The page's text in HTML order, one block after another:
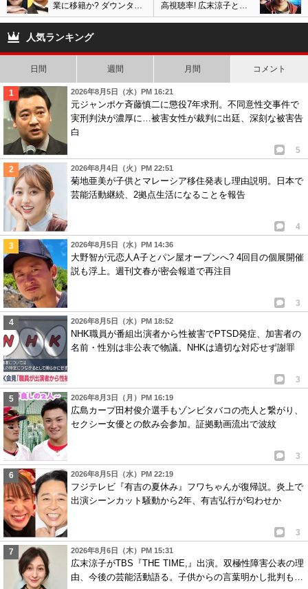
業に移籍か? ダウンタウ
ン松本人志と親交深く、
ガキ使とすべらない話出
演は布石?
高視聴率! 広末涼子と内
田有紀共演の『ナオミと
人気ランキング
日間 週間 月間 コメント
2026年8月5日（水）PM 16:21
元ジャンポケ斉藤慎二に懲役7年求刑。不同意性交事件で
実刑判決が濃厚に…被害女性が裁判に出廷、深刻な被害告
白
5
2026年8月4日（火）PM 22:51
菊地亜美が子供とマレーシア移住発表し理由説明。日本で
芸能活動継続、2拠点生活になることを報告
4
2026年8月5日（水）PM 14:36
大野智が元恋人A子とパン屋オープンへ? 4回目の個展開催
説も浮上。週刊文春が密会報道で再注目
3
2026年8月5日（水）PM 18:52
NHK職員が番組出演者から性被害でPTSD発症、加害者の
名前・性別は非公表で物議。NHKは適切な対応せず謝罪
3
2026年8月3日（月）PM 16:19
広島カープ田村俊介選手もゾンビタバコの売人と繋がり、
セクシー女優との飲み会参加。証拠動画流出で波紋
3
2026年8月5日（水）PM 22:19
フジテレビ『有吉の夏休み』フワちゃんが復帰説。炎上で
出演シーンカット騒動から2年、有吉弘行が匂わせか
3
2026年8月6日（木）PM 15:31
広末涼子がTBS『THE TIME,』出演。双極性障害公表の理
由、今後の芸能活動語る。子供からの言葉明かし批判も…